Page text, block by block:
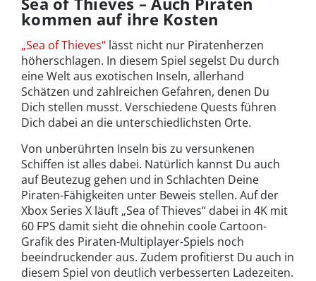
kommen auf ihre Kosten
„Sea of Thieves“ lässt nicht nur Piratenherzen
höherschlagen. In diesem Spiel segelst Du durch
eine Welt aus exotischen Inseln, allerhand
Schätzen und zahlreichen Gefahren, denen Du
Dich stellen musst. Verschiedene Quests führen
Dich dabei an die unterschiedlichsten Orte.
Von unberührten Inseln bis zu versunkenen
Schiffen ist alles dabei. Natürlich kannst Du auch
auf Beutezug gehen und in Schlachten Deine
Piraten-Fähigkeiten unter Beweis stellen. Auf der
Xbox Series X läuft „Sea of Thieves“ dabei in 4K mit
60 FPS damit sieht die ohnehin coole Cartoon-
Grafik des Piraten-Multiplayer-Spiels noch
beeindruckender aus. Zudem profitierst Du auch in
diesem Spiel von deutlich verbesserten Ladezeiten.